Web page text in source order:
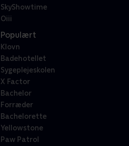
SkyShowtime
Oiii
Populært
Klovn
Badehotellet
Sygeplejeskolen
X Factor
Bachelor
Forræder
Bachelorette
Yellowstone
Paw Patrol